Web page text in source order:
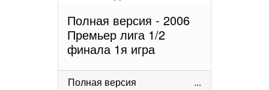
Полная версия - 2006
Премьер лига 1/2
финала 1я игра
Полная версия ...